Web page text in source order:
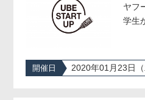
ヤフ
学生
開催日 2020年01月23日（